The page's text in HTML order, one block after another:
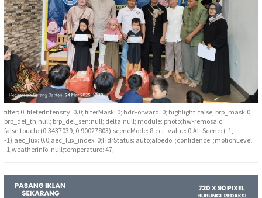
filter: 0; fileterIntensity: 0.0; filterMask: 0; hdrForward: 0; highlight: false; brp_mask:0;
brp_del_th:null; brp_del_sen:null; delta:null; module: photo;hw-remosaic:
false;touch: (0.3437039, 0.90027803);sceneMode: 8;cct_value: 0;AI_Scene: (-1,
-1);aec_lux: 0.0;aec_lux_index: 0;HdrStatus: auto;albedo: ;confidence: ;motionLevel:
-1;weatherinfo: null;temperature: 47;